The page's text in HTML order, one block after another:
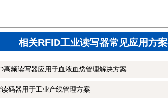
相关RFID工业读写器常见应用方案
高频读写器应用于血液血袋管理解决方案
读码器用于工业产线管理方案